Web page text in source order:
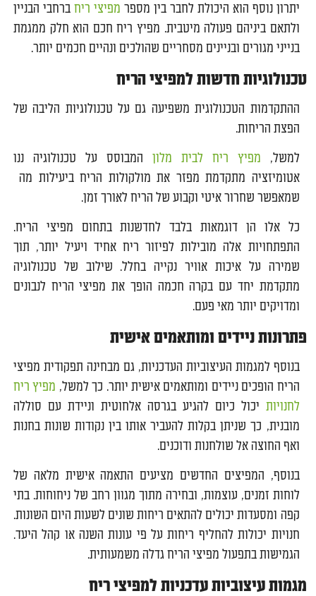
יתרון נוסף הוא היכולת לחבר בין מספר מפיצי ריחברחבי הבניין
ולתאם ביניהם פעולה מיטבית. מפיץ ריח חכם הוא חלק ממגמת
בנייני מגורים ובניינים מסחריים שהולכים ונהיים חכמים יותר.
טכנולוגיות חדשות למפיצי הריח
ההתקדמות הטכנולוגית משפיעה גם על טכנולוגיות הליבה של
הפצת הריחות.
למשל, מפיץ ריח לבית מלון המבוסס על טכנולוגיה ננו
אטומיזציה מתקדמת מפזר את מולקולות הריח ביעילות מה
שמאפשר שחרור איטי וקבוע של הריח לאורך זמן.
כל אלו הן דוגמאות בלבד לחדשנות בתחום מפיצי הריח.
התפתחויות אלה מובילות לפיזור ריח אחיד ויעיל יותר, תוך
שמירה על איכות אוויר נקייה בחלל. שילוב של טכנולוגיה
מתקדמת יחד עם בקרה חכמה הופך את מפיצי הריח לנבונים
ומדויקים יותר מאי פעם.
פתרונות ניידים ומותאמים אישית
בנוסף למגמות העיצוביות העדכניות, גם מבחינה תפקודית מפיצי
הריח הופכים ניידים ומותאמים אישית יותר. כך למשל, מפיץ ריח
לחנויות יכול כיום להגיע בגרסה אלחוטית וניידת עם סוללה
מובנית, כך שניתן בקלות להעביר אותו בין נקודות שונות בחנות
ואף החוצה אל שולחנות ודוכנים.
בנוסף, המפיצים החדשים מציעים התאמה אישית מלאה של
לוחות זמנים, עוצמות, ובחירה מתוך מגוון רחב של ניחוחות. בתי
קפה ומסעדות יכולים להתאים ריחות שונים לשעות היום השונות.
חנויות יכולות להחליף ריחות על פי עונות השנה או קהל היעד.
הגמישות בתפעול מפיצי הריח גדלה משמעותית.
מגמות עיצוביות עדכניות למפיצי ריח